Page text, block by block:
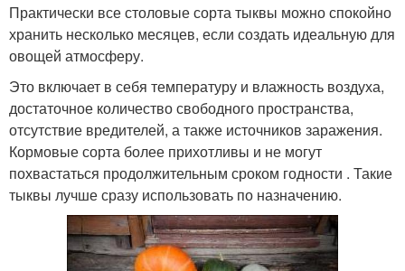
Практически все столовые сорта тыквы можно спокойно
хранить несколько месяцев, если создать идеальную для
овощей атмосферу.
Это включает в себя температуру и влажность воздуха,
достаточное количество свободного пространства,
отсутствие вредителей, а также источников заражения.
Кормовые сорта более прихотливы и не могут
похвастаться продолжительным сроком годности . Такие
тыквы лучше сразу использовать по назначению.